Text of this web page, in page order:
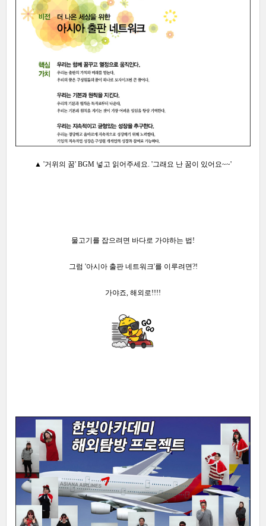
▲ '거위의 꿈' BGM 넣고 읽어주세요. '그래요 난 꿈이 있어요~~'
물고기를 잡으려면 바다로 가야하는 법!
그럼 '아시아 출판 네트워크'를 이루려면?!
가야죠, 해외로!!!!